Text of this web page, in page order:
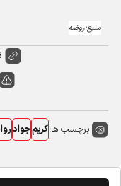
منبع:روضه
برچسب ها:کریمجواد